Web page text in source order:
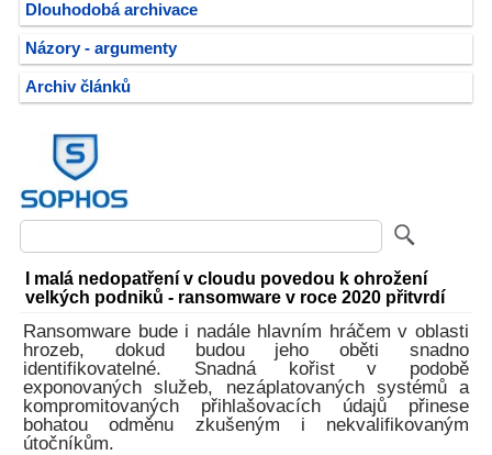
Dlouhodobá archivace
Názory - argumenty
Archiv článků
I malá nedopatření v cloudu povedou k ohrožení
velkých podniků - ransomware v roce 2020 přitvrdí
Ransomware bude i nadále hlavním hráčem v oblasti
hrozeb, dokud budou jeho oběti snadno
identifikovatelné. Snadná kořist v podobě
exponovaných služeb, nezáplatovaných systémů a
kompromitovaných přihlašovacích údajů přinese
bohatou odměnu zkušeným i nekvalifikovaným
útočníkům.